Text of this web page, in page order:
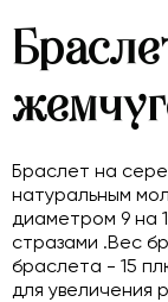
Браслет на
натуральным
диаметром 9 на
стразами .Вес
браслета - 15
для увеличения